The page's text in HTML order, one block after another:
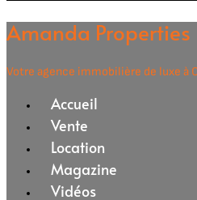
Amanda Properties
Votre agence immobilière de luxe à
Accueil
Vente
Location
Magazine
Vidéos